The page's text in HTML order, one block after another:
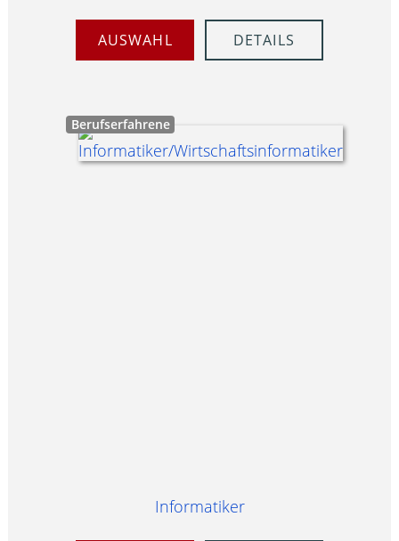
AUSWAHL DETAILS
Berufserfahrene
Informatiker